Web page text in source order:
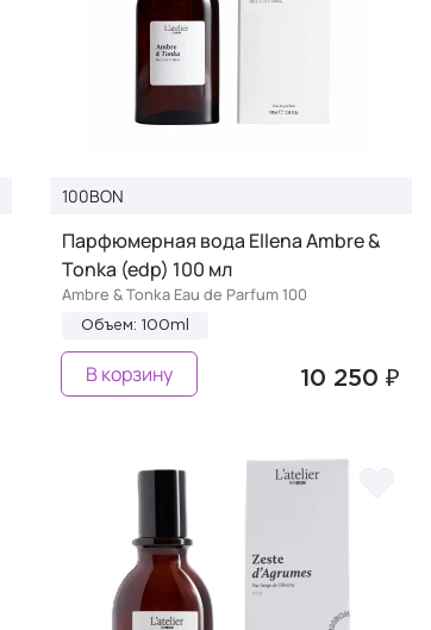
100BON
Парфюмерная вода Ellena Ambre &
Tonka (edp) 100 мл
Ambre & Tonka Eau de Parfum 100
Объем: 100ml
10 250 ₽
В корзину